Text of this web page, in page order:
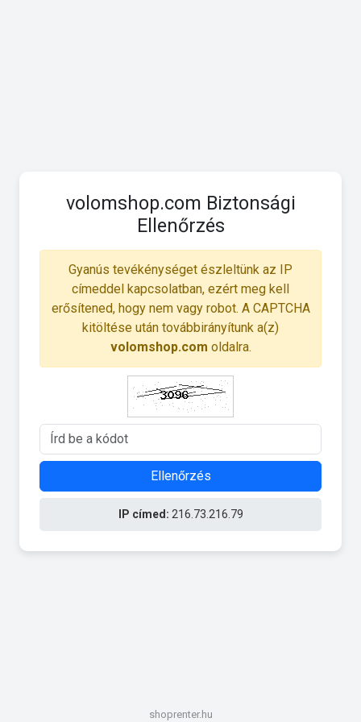
volomshop.com Biztonsági
Ellenőrzés
Gyanús tevékénységet észleltünk az IP
címeddel kapcsolatban, ezért meg kell
erősítened, hogy nem vagy robot. A CAPTCHA
kitöltése után továbbirányítunk a(z)
volomshop.com oldalra.
Ellenőrzés
IP címed: 216.73.216.79
shoprenter.hu